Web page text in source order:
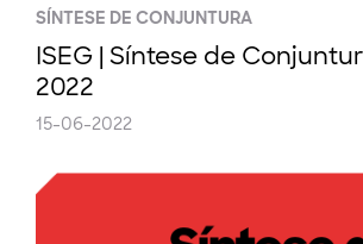
SÍNTESE DE CONJUNTURA
ISEG | Síntese de
2022
15-06-2022